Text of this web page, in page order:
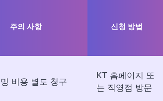
주의 사항 신청 방법
비용 별도 청구
KT 홈페이지 또
는 직영점 방문